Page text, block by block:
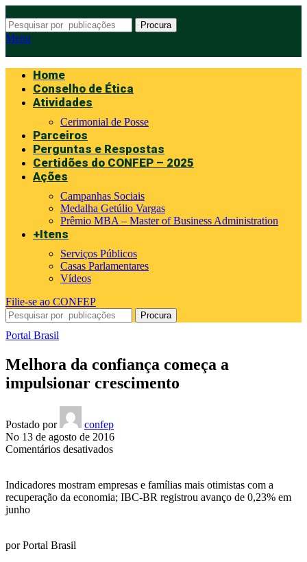
Procura
Menu
Home
Conselho de Ética
Atividades
Cerimonial de Posse
Parceiros
Perguntas e Respostas
Certidões do CONFEP – 2025
Ações
Campanhas Sociais
Medalha Getúlio Vargas
Prêmio MBA – Master of Business Administration
+Itens
Serviços Públicos
Casas Parlamentares
Vídeos
Filie-se ao CONFEP
Procura
Portal Brasil
Melhora da confiança começa a
impulsionar crescimento
Postado por
confep
No 13 de agosto de 2016
Comentários desativadosem
confiança
começa
Indicadores mostram empresas e famílias mais otimistas com a
recuperação da economia; IBC-BR registrou avanço de 0,23% em
junho
porPortal Brasil